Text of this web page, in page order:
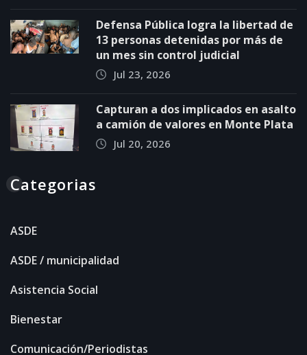
Defensa Pública logra la libertad de
13 personas detenidas por más de
un mes sin control judicial
Jul 23, 2026
Capturan a dos implicados en asalto
a camión de valores en Monte Plata
Jul 20, 2026
Categorias
ASDE
ASDE / municipalidad
Asistencia Social
Bienestar
Comunicación/Periodistas